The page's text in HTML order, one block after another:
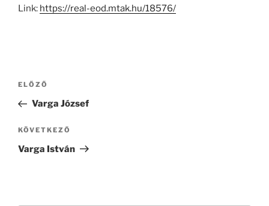
Link: https://real-eod.mtak.hu/18576/
Bejegyzés
Korábbi
bejegyzés
ELŐZŐ
Varga József
Következő
bejegyzés
KÖVETKEZŐ
Varga István